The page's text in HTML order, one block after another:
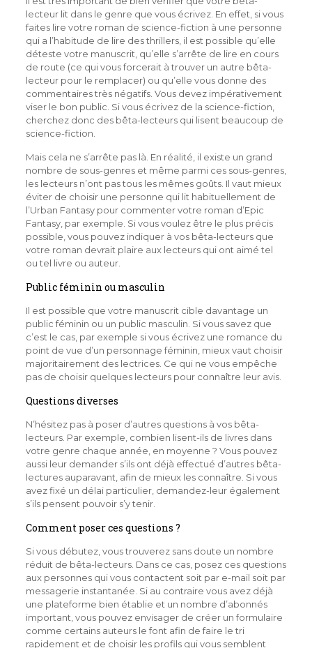
lecteur lit dans le genre que vous écrivez. En effet, si vous
faites lire votre roman de science-fiction à une personne
qui a l’habitude de lire des thrillers, il est possible qu’elle
déteste votre manuscrit, qu’elle s’arrête de lire en cours
de route (ce qui vous forcerait à trouver un autre bêta-
lecteur pour le remplacer) ou qu’elle vous donne des
commentaires très négatifs. Vous devez impérativement
viser le bon public. Si vous écrivez de la science-fiction,
cherchez donc des bêta-lecteurs qui lisent beaucoup de
science-fiction.
Mais cela ne s’arrête pas là. En réalité, il existe un grand
nombre de sous-genres et même parmi ces sous-genres,
les lecteurs n’ont pas tous les mêmes goûts. Il vaut mieux
éviter de choisir une personne qui lit habituellement de
l’Urban Fantasy pour commenter votre roman d’Epic
Fantasy, par exemple. Si vous voulez être le plus précis
possible, vous pouvez indiquer à vos bêta-lecteurs que
votre roman devrait plaire aux lecteurs qui ont aimé tel
ou tel livre ou auteur.
Public féminin ou masculin
Il est possible que votre manuscrit cible davantage un
public féminin ou un public masculin. Si vous savez que
c’est le cas, par exemple si vous écrivez une romance du
point de vue d’un personnage féminin, mieux vaut choisir
majoritairement des lectrices. Ce qui ne vous empêche
pas de choisir quelques lecteurs pour connaître leur avis.
Questions diverses
N’hésitez pas à poser d’autres questions à vos bêta-
lecteurs. Par exemple, combien lisent-ils de livres dans
votre genre chaque année, en moyenne ? Vous pouvez
aussi leur demander s’ils ont déjà effectué d’autres bêta-
lectures auparavant, afin de mieux les connaître. Si vous
avez fixé un délai particulier, demandez-leur également
s’ils pensent pouvoir s’y tenir.
Comment poser ces questions ?
Si vous débutez, vous trouverez sans doute un nombre
réduit de bêta-lecteurs. Dans ce cas, posez ces questions
aux personnes qui vous contactent soit par e-mail soit par
messagerie instantanée. Si au contraire vous avez déjà
une plateforme bien établie et un nombre d’abonnés
important, vous pouvez envisager de créer un formulaire
comme certains auteurs le font afin de faire le tri
rapidement et de choisir les profils qui vous semblent